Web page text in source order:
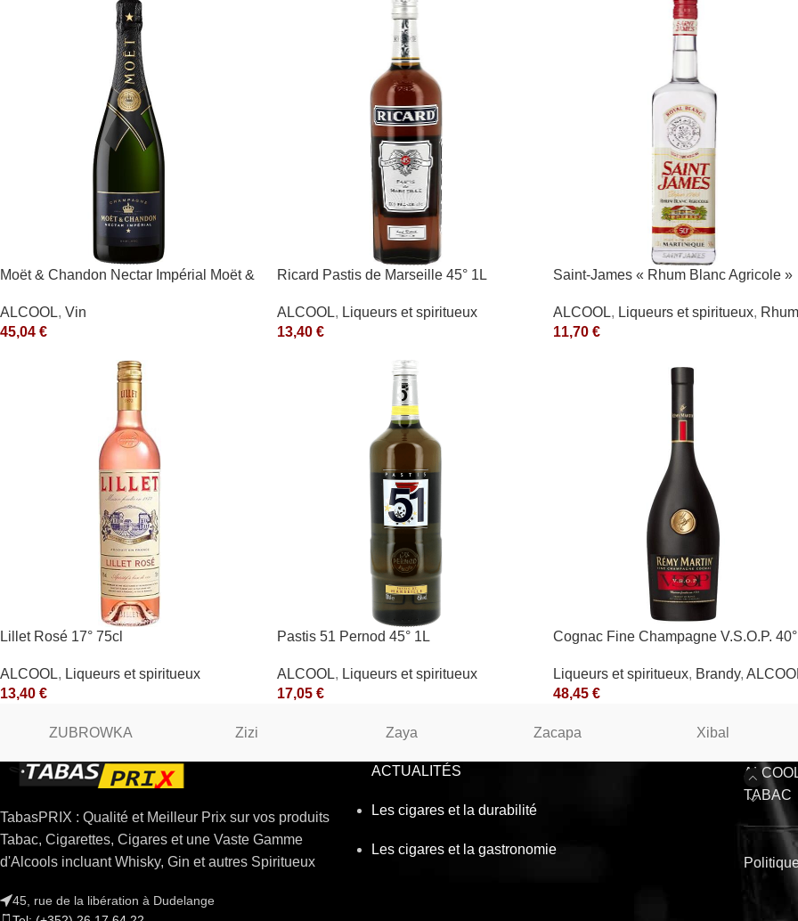
Moët & Chandon Nectar Impérial Moët &
ALCOOL, Vin
45,04 €
Ricard Pastis de Marseille 45° 1L
ALCOOL, Liqueurs et spiritueux
13,40 €
Saint-James « Rhum Blanc Agricole »
ALCOOL, Liqueurs et spiritueux, Rhum
11,70 €
Lillet Rosé 17° 75cl
ALCOOL, Liqueurs et spiritueux
13,40 €
Pastis 51 Pernod 45° 1L
ALCOOL, Liqueurs et spiritueux
17,05 €
Cognac Fine Champagne V.S.O.P. 40°
Liqueurs et spiritueux, Brandy,
48,45 €
ZUBROWKA Zizi Zaya Zacapa Xibal
TabasPRIX : Qualité et Meilleur Prix sur vos produits
Tabac, Cigarettes, Cigares et une Vaste Gamme
d'Alcools incluant Whisky, Gin et autres Spiritueux
45, rue de la libération à Dudelange
ACTUALITÉS
Les cigares et la durabilité
Les cigares et la gastronomie
TABAC